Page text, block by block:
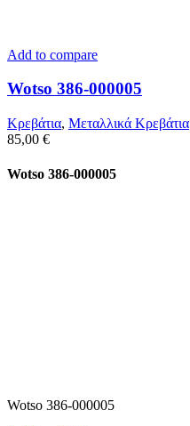
Add to compare
Wotso 386-000005
Κρεβάτια, Μεταλλικά Κρεβάτια
85,00 €
Wotso 386-000005
Wotso 386-000005